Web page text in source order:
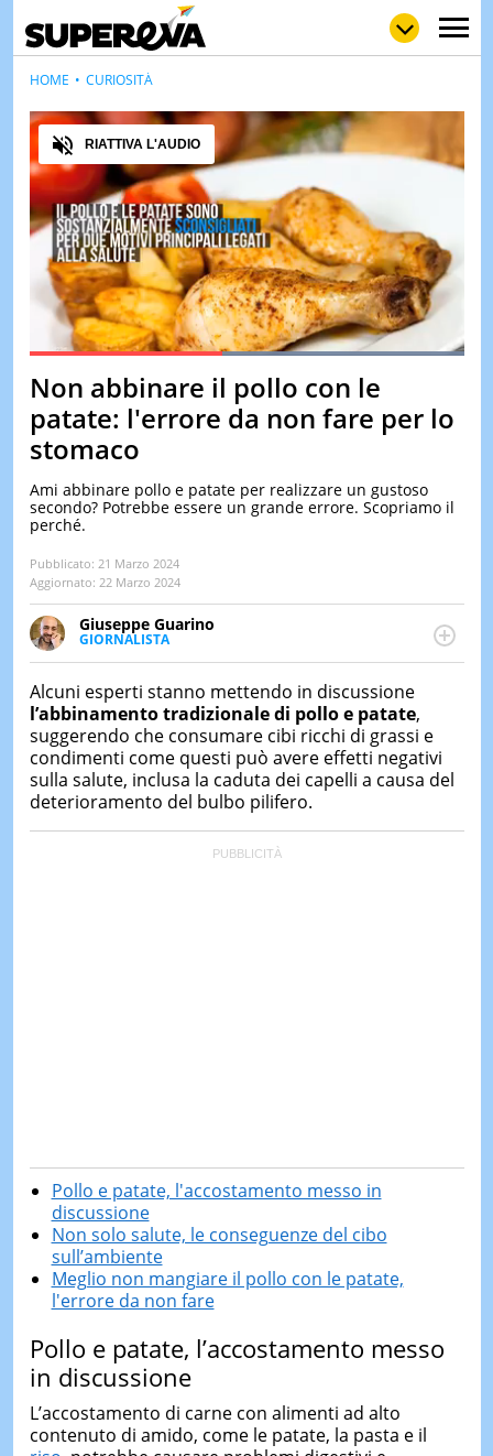
GULPLOVE
WOW
POP
NEWS
VIDEO
& TV
TEST
LE
DI
PauseUnmute
Loaded:100.00%
Audio
RIATTIVA L'AUDIO
Non abbinare il pollo con le
patate: l'errore da non fare per lo
stomaco
Ami abbinare pollo e patate per realizzare un gustoso
secondo? Potrebbe essere un grande errore. Scopriamo il
perché.
Pubblicato: 21 Marzo 2024
Aggiornato: 22 Marzo 2024
Giuseppe Guarino
GIORNALISTA
Ph(D) in Diritto Comparato e processi di
integrazione e attivo nel campo della ricerca, in
particolare sulla Storia contemporanea di America
Latina e Spagna. Collabora con numerose testate ed
è presidente dell'Associazione Culturale "La
Biblioteca del Sannio".
HOME CURIOSITÀ
Alcuni esperti stanno mettendo in discussione
l’abbinamento tradizionale di pollo e patate,
suggerendo che consumare cibi ricchi di grassi e
condimenti come questi può avere effetti negativi
sulla salute, inclusa la caduta dei capelli a causa del
deterioramento del bulbo pilifero.
Pollo e patate, l'accostamento messo in
discussione
Non solo salute, le conseguenze del cibo
sull’ambiente
Meglio non mangiare il pollo con le patate,
l'errore da non fare
Pollo e patate, l’accostamento messo
in discussione
L’accostamento di carne con alimenti ad alto
contenuto di amido, come le patate, la pasta e il